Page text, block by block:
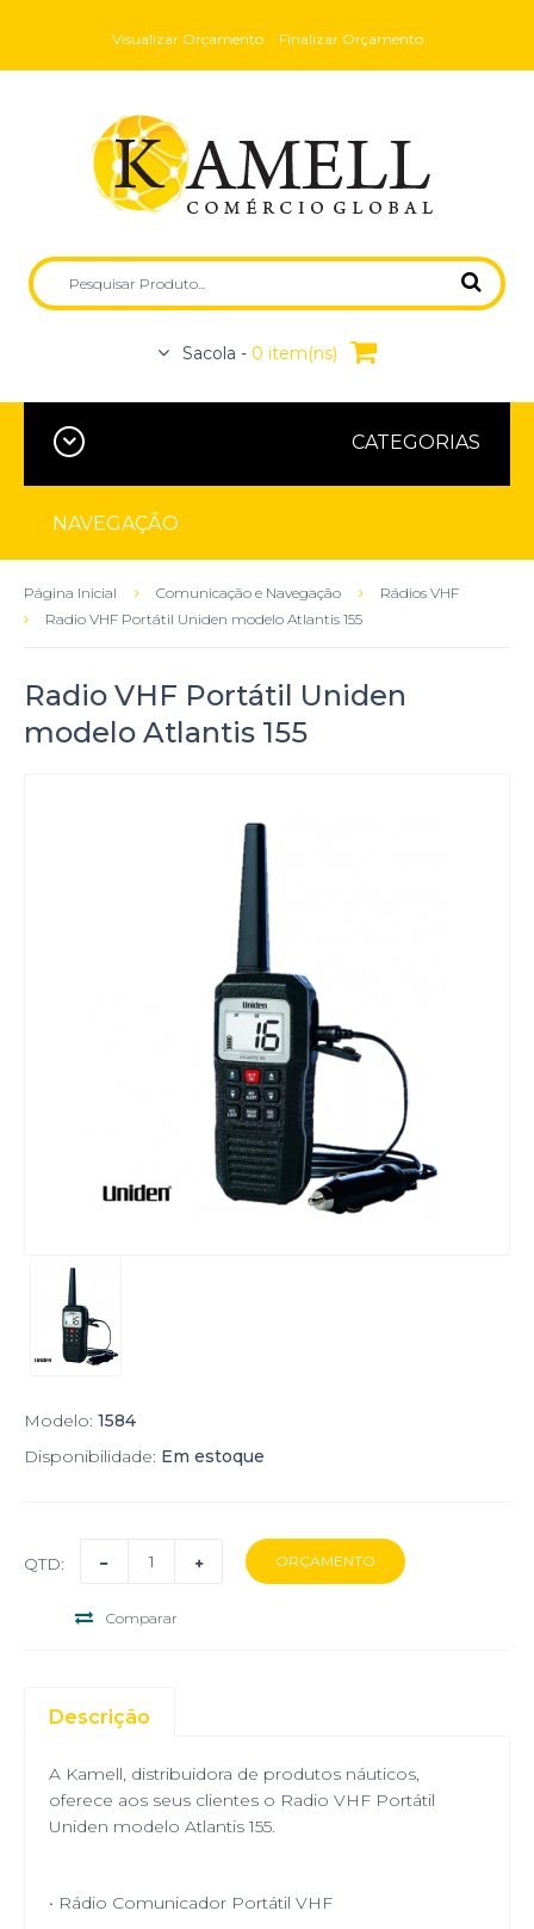
Visualizar Orçamento Finalizar Orçamento
Sacola - 0 item(ns)
CATEGORIAS
NAVEGAÇÃO
Página Inicial Comunicação e Navegação
Rádios VHF
Radio VHF Portátil Uniden modelo Atlantis 155
Radio VHF Portátil Uniden
modelo Atlantis 155
Modelo: 1584
Disponibilidade: Em estoque
QTD:
Comparar
Descrição
A Kamell, distribuidora de produtos náuticos,
oferece aos seus clientes o Radio VHF Portátil
Uniden modelo Atlantis 155.
• Rádio Comunicador Portátil VHF